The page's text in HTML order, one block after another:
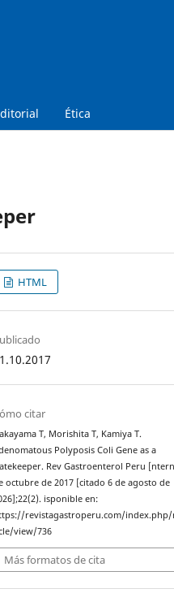
Ética
HTML
citar
T, Morishita T, Kamiya T.
Polyposis Coli Gene as a
Rev Gastroenterol Peru
octubre de 2017 [citado 6 de agosto de
isponible en:
revistagastroperu.com/
view/736
Más formatos de cita